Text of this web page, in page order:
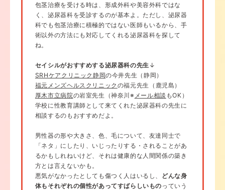
包茎治療を受ける時は、形成外科や美容外科ではな
く、泌尿器科を受診するのが基本よ。ただし、泌尿器
科でも包茎治療に積極的ではない医師もいるから、手
術以外の方法にも対応してくれる泌尿器科を探して
ね。
セイシルがおすすめする泌尿器科の先生 ↓
SRHケアクリニック静岡の今井先生（静岡）
福元メンズヘルスクリニック の福元先生（鹿児島）
厚木市立病院の岩室先生（神奈川※ メール相談 もOK）
学校に性教育講師として来てくれた泌尿器科の先生に
相談するのもおすすめだよ。
男性器の形や大きさ、色、毛について、友達同士で
「ネタ」にしたり、いじったりする・されることがあ
るかもしれねいけど、それは健康的な人間関係の築き
方とは言えないかも。
悪気がなかったとしても傷つく人はいるし、
どんな身
体もそれぞれの個性があってすばらしいもの っていう